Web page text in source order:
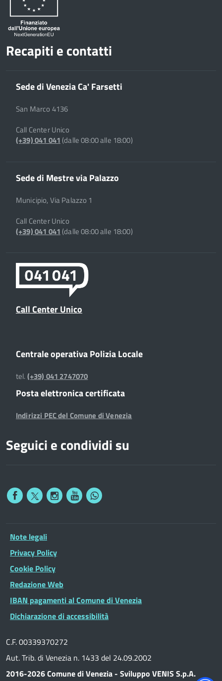
Recapiti e contatti
Sede di Venezia Ca' Farsetti
San Marco 4136
Call Center Unico
(+39) 041 041(dalle 08:00 alle 18:00)
Sede di Mestre via Palazzo
Municipio, Via Palazzo 1
Call Center Unico
(+39) 041 041(dalle 08:00 alle 18:00)
Call Center Unico
Centrale operativa Polizia Locale
tel.(+39) 041 2747070
Posta elettronica certificata
Indirizzi PEC del Comune di Venezia
Seguici e condividi su
Note legali
Privacy Policy
Cookie Policy
Redazione Web
IBAN pagamenti al Comune di Venezia
Dichiarazione di accessibilità
C.F. 00339370272
Aut. Trib. di Venezia n. 1433 del 24.09.2002
2016-2026 Comune di Venezia - Sviluppo VENIS S.p.A.